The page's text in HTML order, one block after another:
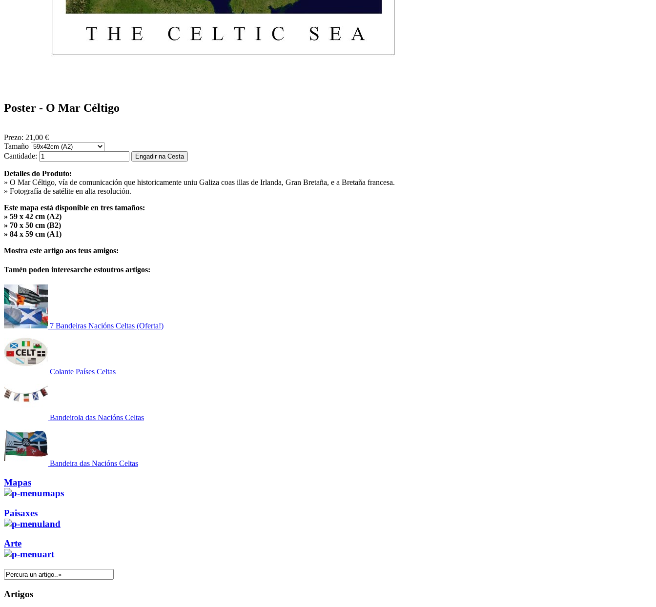
Poster - O Mar Céltigo
Prezo: 21,00 €
Tamaño
Cantidade:
Detalles do Produto:
» O Mar Céltigo, vía de comunicación que historicamente uniu Galiza coas illas de Irlanda, Gran Bretaña, e a Bretaña francesa.
» Fotografía de satélite en alta resolución.
Este mapa está disponible en tres tamaños:
» 59 x 42 cm (A2)
» 70 x 50 cm (B2)
» 84 x 59 cm (A1)
Mostra este artigo aos teus amigos:
Tamén poden interesarche estoutros artigos:
7 Bandeiras Nacións Celtas (Oferta!)
Colante Países Celtas
Bandeirola das Nacións Celtas
Bandeira das Nacións Celtas
Mapas
Paisaxes
Arte
Artigos